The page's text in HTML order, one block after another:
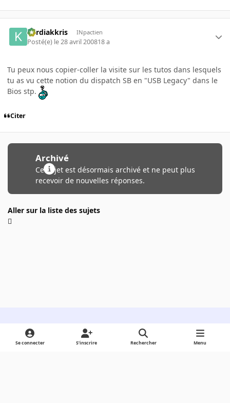
kardiakkris INpactien
Posté(e) le 28 avril 200818 a
Tu peux nous copier-coller la visite sur les tutos dans lesquels
tu as vu cette notion du dispatch SB en "USB Legacy" dans le
Bios stp.
Citer
Archivé
Ce sujet est désormais archivé et ne peut plus
recevoir de nouvelles réponses.
Aller sur la liste des sujets
Light ModeDark ModeSystem Preference
Se connecter S’inscrire Rechercher Menu